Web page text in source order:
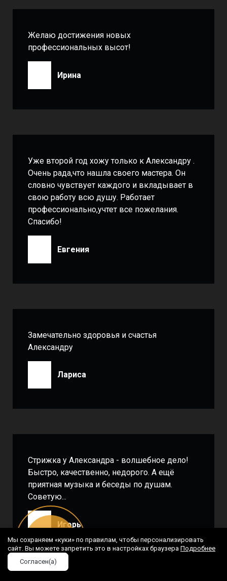
Желаю достижения новых
профессиональных высот!
Ирина
Уже второй год хожу только к Александру .
Очень рада,что нашла своего мастера. Он
словно чувствует каждого и вкладывает в
свою работу всю душу. Работает
профессионально,учтет все пожелания.
Спасибо!
Евгения
Замечательно здоровья и счастья
Александру
Лариса
Стрижка у Александра - волшебное дело!
Быстро, качественно, недорого. А ещё
приятная музыка и беседы по душам.
Советую...
Игорь
запись
Мы сохраняем «куки» по правилам, чтобы персонализировать
сайт. Вы можете запретить это в настройках браузера Подробнее
Согласен(а)